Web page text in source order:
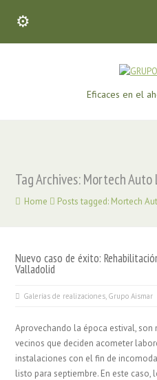
Eficaces en el
Tag Archives: Mortech Auto
Home Posts tagged: Mortech
Nuevo caso de éxito:
Valladolid
Galerías de realizaciones, Grupo Aismar
Aprovechando la época estival, son
vecinos que deciden acometer
instalaciones con el fin de
listo para septiembre. En este